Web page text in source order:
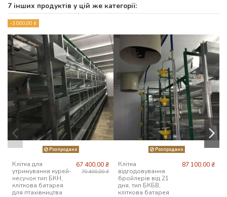
7 інших продуктів у цій же категорії:
-3 000,00 ₴
Розпродано
Клітка для
утримування курей-
несучок тип БКН,
кліткова батарея
для птахівництва
67 400,00 ₴
70 400,00 ₴
Розпродано
Клітка
відгодовування
бройлерів від 21
дня, тип БКБВ,
кліткова батарея
87 100,00 ₴